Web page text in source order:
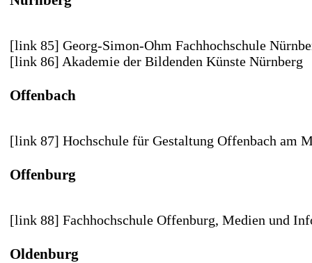
[link 85] Georg-Simon-Ohm Fachhochschule
[link 86] Akademie der Bildenden Künste Nürnberg
Offenbach
[link 87] Hochschule für Gestaltung Offenbach am
Offenburg
[link 88] Fachhochschule Offenburg, Medien und
Oldenburg